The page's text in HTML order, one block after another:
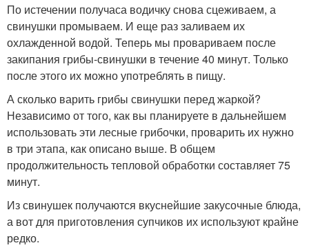
По истечении получаса водичку снова сцеживаем, а
свинушки промываем. И еще раз заливаем их
охлажденной водой. Теперь мы провариваем после
закипания грибы-свинушки в течение 40 минут. Только
после этого их можно употреблять в пищу.
А сколько варить грибы свинушки перед жаркой?
Независимо от того, как вы планируете в дальнейшем
использовать эти лесные грибочки, проварить их нужно
в три этапа, как описано выше. В общем
продолжительность тепловой обработки составляет 75
минут.
Из свинушек получаются вкуснейшие закусочные блюда,
а вот для приготовления супчиков их используют крайне
редко.